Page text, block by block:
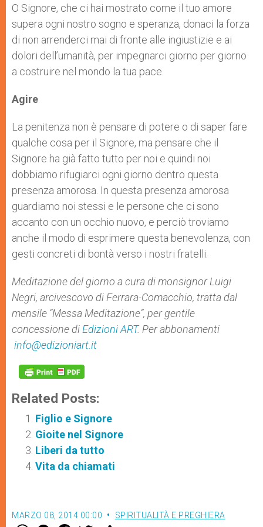
O Signore, che ci hai mostrato come il tuo amore
supera ogni nostro sogno e speranza, donaci la forza
di non arrenderci mai di fronte alle ingiustizie e ai
dolori dell’umanità, per impegnarci giorno per giorno
a costruire nel mondo la tua pace.
Agire
La penitenza non è pensare di potere o di saper fare
qualche cosa per il Signore, ma pensare che il
Signore ha già fatto tutto per noi e quindi noi
dobbiamo rifugiarci ogni giorno dentro questa
presenza amorosa. In questa presenza amorosa
guardiamo noi stessi e le persone che ci sono
accanto con un occhio nuovo, e perciò troviamo
anche il modo di esprimere questa benevolenza, con
gesti concreti di bontà verso i nostri fratelli.
Meditazione del giorno a cura di monsignorLuigi
Negri, arcivescovo di Ferrara-Comacchio, tratta dal
mensile “Messa Meditazione”, per gentile
concessione di Edizioni ART. Per abbonamenti
info@edizioniart.it
Related Posts:
Figlio e Signore
Gioite nel Signore
Liberi da tutto
Vita da chiamati
MARZO 08, 2014 00:00 SPIRITUALITÀ E PREGHIERA